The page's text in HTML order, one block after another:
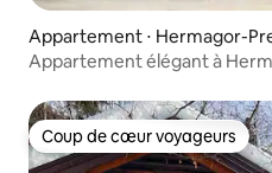
Appartement ⋅ Hermagor-
Appartement élégant à
Coup de cœur voyageurs
Coup de cœur voyageurs